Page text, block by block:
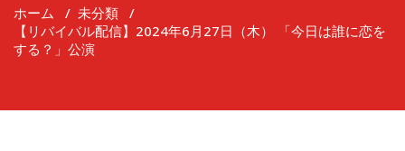
ホーム / 未分類 /
【リバイバル配信】2024年6月27日（木） 「今日は誰に恋を
する？」公演